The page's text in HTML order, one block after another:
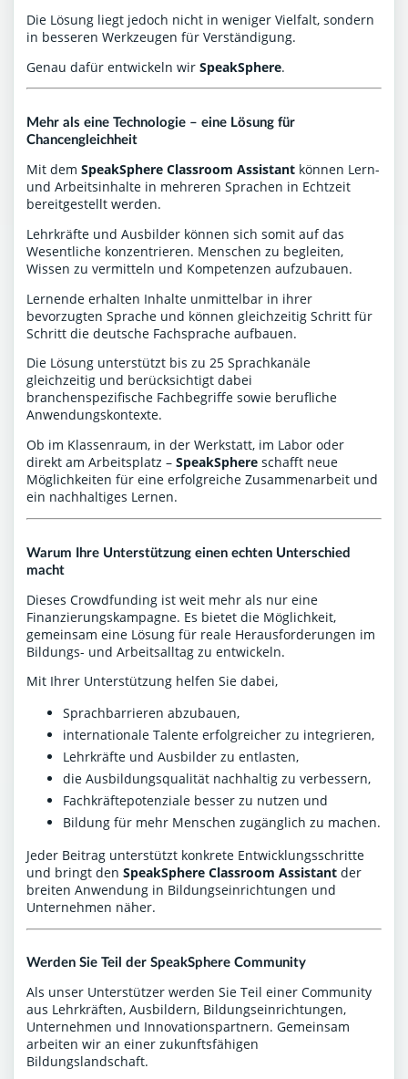
Die Lösung liegt jedoch nicht in weniger Vielfalt, sondern
in besseren Werkzeugen für Verständigung.
Genau dafür entwickeln wir SpeakSphere.
Mehr als eine Technologie – eine Lösung für
Chancengleichheit
Mit dem SpeakSphere Classroom Assistant können Lern-
und Arbeitsinhalte in mehreren Sprachen in Echtzeit
bereitgestellt werden.
Lehrkräfte und Ausbilder können sich somit auf das
Wesentliche konzentrieren. Menschen zu begleiten,
Wissen zu vermitteln und Kompetenzen aufzubauen.
Lernende erhalten Inhalte unmittelbar in ihrer
bevorzugten Sprache und können gleichzeitig Schritt für
Schritt die deutsche Fachsprache aufbauen.
Die Lösung unterstützt bis zu 25 Sprachkanäle
gleichzeitig und berücksichtigt dabei
branchenspezifische Fachbegriffe sowie berufliche
Anwendungskontexte.
Ob im Klassenraum, in der Werkstatt, im Labor oder
direkt am Arbeitsplatz – SpeakSphere schafft neue
Möglichkeiten für eine erfolgreiche Zusammenarbeit und
ein nachhaltiges Lernen.
Warum Ihre Unterstützung einen echten Unterschied
macht
Dieses Crowdfunding ist weit mehr als nur eine
Finanzierungskampagne. Es bietet die Möglichkeit,
gemeinsam eine Lösung für reale Herausforderungen im
Bildungs- und Arbeitsalltag zu entwickeln.
Mit Ihrer Unterstützung helfen Sie dabei,
Sprachbarrieren abzubauen,
internationale Talente erfolgreicher zu integrieren,
Lehrkräfte und Ausbilder zu entlasten,
die Ausbildungsqualität nachhaltig zu verbessern,
Fachkräftepotenziale besser zu nutzen und
Bildung für mehr Menschen zugänglich zu machen.
Jeder Beitrag unterstützt konkrete Entwicklungsschritte
und bringt den SpeakSphere Classroom Assistant der
breiten Anwendung in Bildungseinrichtungen und
Unternehmen näher.
Werden Sie Teil der SpeakSphere Community
Als unser Unterstützer werden Sie Teil einer Community
aus Lehrkräften, Ausbildern, Bildungseinrichtungen,
Unternehmen und Innovationspartnern. Gemeinsam
arbeiten wir an einer zukunftsfähigen
Bildungslandschaft.